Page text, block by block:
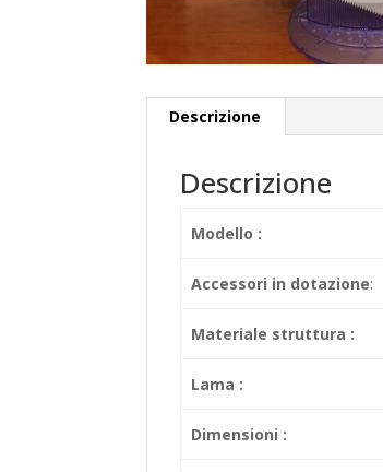
Descrizione
Descrizione
Modello :
Accessori in dotazione:
Materiale struttura :
Lama :
Dimensioni :